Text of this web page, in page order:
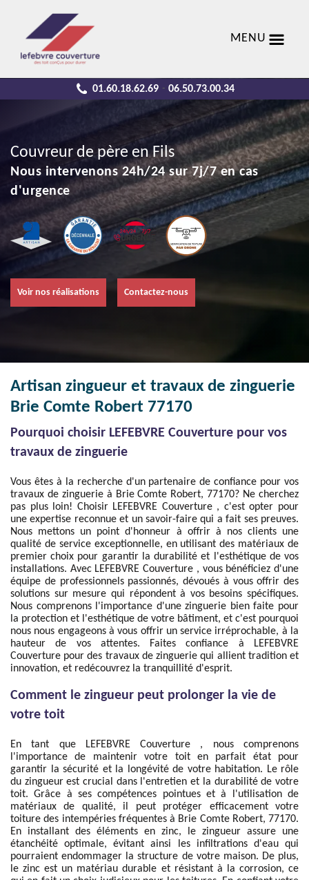
MENU
01.60.18.62.69 - 06.50.73.00.34
Couvreur de père en Fils
Nous intervenons 24h/24 sur 7j/7 en cas
d'urgence
Voir nos réalisations Contactez-nous
Artisan zingueur et travaux de zinguerie
Brie Comte Robert 77170
Pourquoi choisir LEFEBVRE Couverture pour vos
travaux de zinguerie
Vous êtes à la recherche d'un partenaire de confiance pour vos
travaux de zinguerie à Brie Comte Robert, 77170? Ne cherchez
pas plus loin! Choisir LEFEBVRE Couverture , c'est opter pour
une expertise reconnue et un savoir-faire qui a fait ses preuves.
Nous mettons un point d'honneur à offrir à nos clients une
qualité de service exceptionnelle, en utilisant des matériaux de
premier choix pour garantir la durabilité et l'esthétique de vos
installations. Avec LEFEBVRE Couverture , vous bénéficiez d'une
équipe de professionnels passionnés, dévoués à vous offrir des
solutions sur mesure qui répondent à vos besoins spécifiques.
Nous comprenons l'importance d'une zinguerie bien faite pour
la protection et l'esthétique de votre bâtiment, et c'est pourquoi
nous nous engageons à vous offrir un service irréprochable, à la
hauteur de vos attentes. Faites confiance à LEFEBVRE
Couverture pour des travaux de zinguerie qui allient tradition et
innovation, et redécouvrez la tranquillité d'esprit.
Comment le zingueur peut prolonger la vie de
votre toit
En tant que LEFEBVRE Couverture , nous comprenons
l'importance de maintenir votre toit en parfait état pour
garantir la sécurité et la longévité de votre habitation. Le rôle
du zingueur est crucial dans l'entretien et la durabilité de votre
toit. Grâce à ses compétences pointues et à l'utilisation de
matériaux de qualité, il peut protéger efficacement votre
toiture des intempéries fréquentes à Brie Comte Robert, 77170.
En installant des éléments en zinc, le zingueur assure une
étanchéité optimale, évitant ainsi les infiltrations d'eau qui
pourraient endommager la structure de votre maison. De plus,
le zinc est un matériau durable et résistant à la corrosion, ce